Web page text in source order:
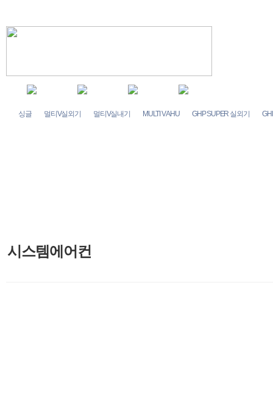
싱글 멀티V실외기 멀티V실내기 MULTI V AHU GHP SUPER 실외기
시스템에어컨